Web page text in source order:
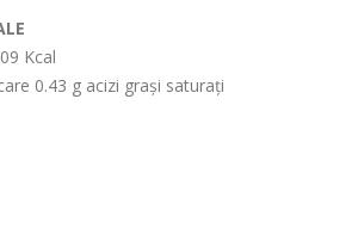
Kcal
0.43 g acizi grași saturați